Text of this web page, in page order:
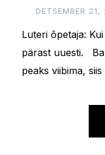
DETSEMBER 21,
Luteri õpetaja:
pärast uuesti.
peaks viibima,